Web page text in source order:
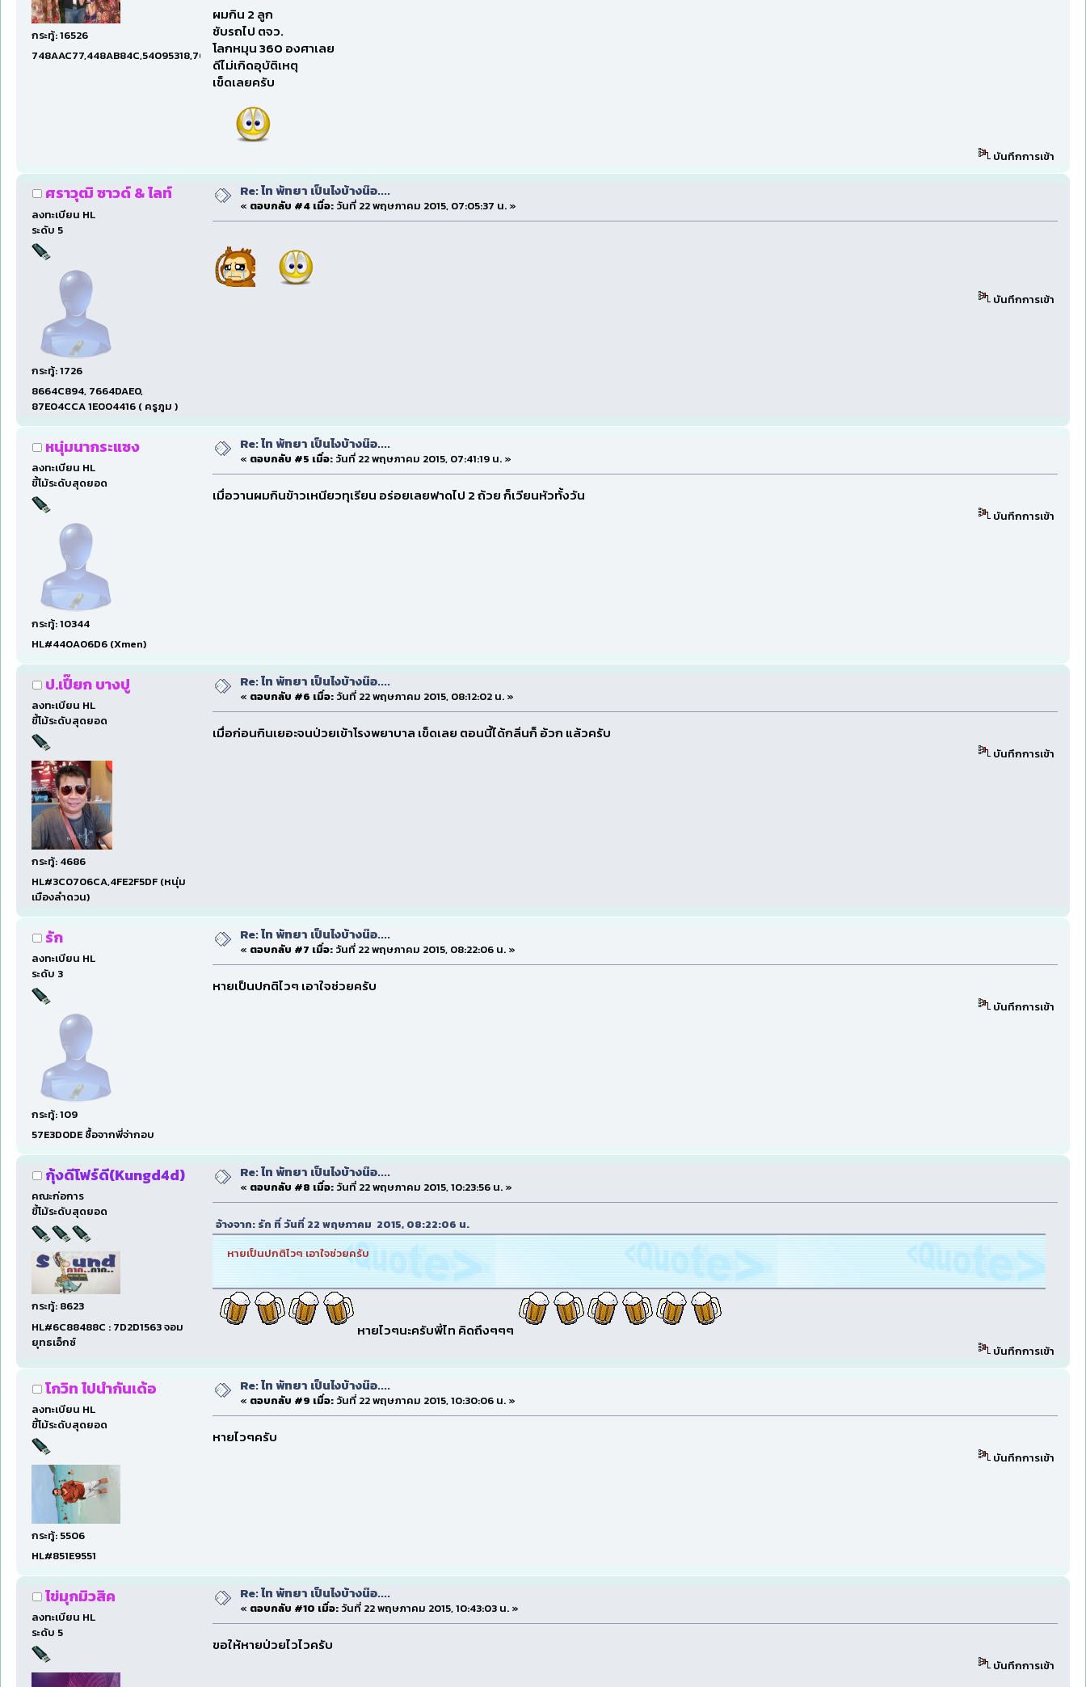
กระทู้: 16526
748AAC77,448AB84C,54095318,7660DAE5,97606B15,47C5E
ผมกิน 2 ลูก
ชับรถไป ตจว.
โลกหมุน 360 องศาเลย
ดีไม่เกิดอุบัติเหตุ
เข็ดเลยครับ
บันทึกการเข้า
ศราวุฒิ ซาวด์ & ไลท์
ลงทะเบียน HL
ระดับ 5
กระทู้: 1726
8664C894, 7664DAE0,
87E04CCA 1E004416 ( ครูภูม )
Re: ไท พัทยา เป็นไงบ้างน๊อ....
« ตอบกลับ #4 เมื่อ:วันที่ 22 พฤษภาคม 2015, 07:05:37 น. »
บันทึกการเข้า
หนุ่มนากระแซง
ลงทะเบียน HL
ขี้โม้ระดับสุดยอด
กระทู้: 10344
HL#440A06D6 (Xmen)
Re: ไท พัทยา เป็นไงบ้างน๊อ....
« ตอบกลับ #5 เมื่อ:วันที่ 22 พฤษภาคม 2015, 07:41:19 น. »
เมื่อวานผมกินข้าวเหนียวทุเรียน อร่อยเลยฟาดไป 2 ถ้วย ก็เวียนหัวทั้งวัน
บันทึกการเข้า
ป.เปี๊ยก บางปู
ลงทะเบียน HL
ขี้โม้ระดับสุดยอด
กระทู้: 4686
HL#3C0706CA,4FE2F5DF (หนุ่ม
เมืองลำดวน)
Re: ไท พัทยา เป็นไงบ้างน๊อ....
« ตอบกลับ #6 เมื่อ:วันที่ 22 พฤษภาคม 2015, 08:12:02 น. »
เมื่อก่อนกินเยอะจนป่วยเข้าโรงพยาบาล เข็ดเลย ตอนนี้ได้กลิ่นก็ อ้วก แล้วครับ
บันทึกการเข้า
รัก
ลงทะเบียน HL
ระดับ 3
กระทู้: 109
57E3D0DE ซื้อจากพี่จ่ากอบ
Re: ไท พัทยา เป็นไงบ้างน๊อ....
« ตอบกลับ #7 เมื่อ:วันที่ 22 พฤษภาคม 2015, 08:22:06 น. »
หายเป็นปกติไวๆ เอาใจช่วยครับ
บันทึกการเข้า
กุ้งดีโฟร์ดี(Kungd4d)
คณะก่อการ
ขี้โม้ระดับสุดยอด
กระทู้: 8623
HL#6C88488C : 7D2D1563 จอม
ยุทธเอ็กซ์
Re: ไท พัทยา เป็นไงบ้างน๊อ....
« ตอบกลับ #8 เมื่อ:วันที่ 22 พฤษภาคม 2015, 10:23:56 น. »
อ้างจาก: รัก ที่ วันที่ 22 พฤษภาคม 2015, 08:22:06 น.
หายเป็นปกติไวๆ เอาใจช่วยครับ
หายไวๆนะครับพี่ไท คิดถึงๆๆๆ
บันทึกการเข้า
โกวิท ไปนำกันเด้อ
ลงทะเบียน HL
ขี้โม้ระดับสุดยอด
กระทู้: 5506
HL#851E9551
Re: ไท พัทยา เป็นไงบ้างน๊อ....
« ตอบกลับ #9 เมื่อ:วันที่ 22 พฤษภาคม 2015, 10:30:06 น. »
หายไวๆครับ
บันทึกการเข้า
ไข่มุกมิวสิค
ลงทะเบียน HL
ระดับ 5
Re: ไท พัทยา เป็นไงบ้างน๊อ....
« ตอบกลับ #10 เมื่อ:วันที่ 22 พฤษภาคม 2015, 10:43:03 น. »
ขอให้หายป่วยไวไวครับ
บันทึกการเข้า